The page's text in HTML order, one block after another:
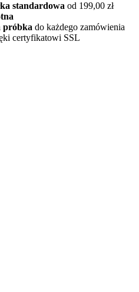
standardowa od 199,00 zł
próbka do każdego zamówienia
certyfikatowi SSL